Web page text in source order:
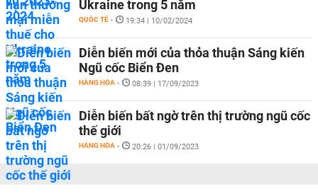
Ukraine trong 5 năm
QUỐC TẾ - 19:34 | 10/02/2024
Diễn biến mới của thỏa thuận Sáng kiến
Ngũ cốc Biển Đen
HÀNG HÓA - 08:39 | 17/09/2023
Diễn biến bất ngờ trên thị trường ngũ cốc
thế giới
HÀNG HÓA - 20:26 | 01/09/2023